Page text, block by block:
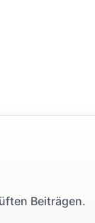
Beiträgen.